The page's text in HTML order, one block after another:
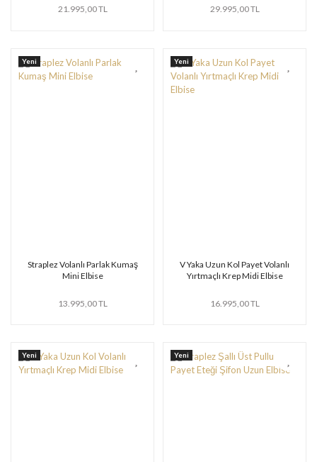
21.995,00 TL 29.995,00 TL
Yeni
Straplez Volanlı Parlak Kumaş
Mini Elbise
13.995,00 TL
Yeni
V Yaka Uzun Kol Payet Volanlı
Yırtmaçlı Krep Midi Elbise
16.995,00 TL
Yeni Yeni